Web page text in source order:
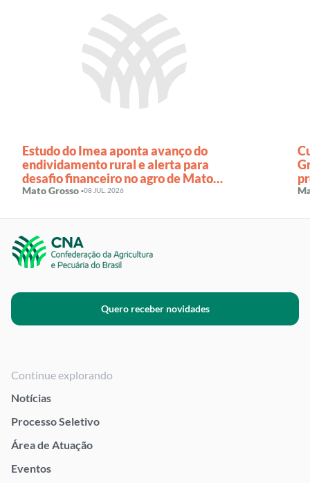
Estudo do Imea aponta avanço do
endividamento rural e alerta para
desafio financeiro no agro de Mato
Grosso
Mato Grosso ·08 JUL. 2026
Quero receber novidades
Continue explorando
Notícias
Processo Seletivo
Área de Atuação
Eventos